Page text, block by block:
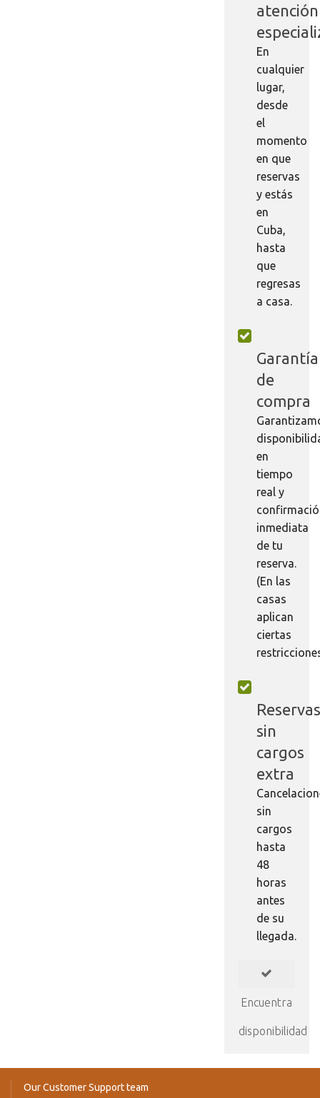
atención
En
cualquier
lugar,
desde
el
momento
en que
reservas
y estás
en
Cuba,
hasta
que
regresas
a casa.
Garantía
de
compra
en
tiempo
real y
inmediata
de tu
reserva.
(En las
casas
aplican
ciertas
sin
cargos
extra
sin
cargos
hasta
48
horas
antes
de su
llegada.
Encuentra
disponibilidad
Our Customer Support team